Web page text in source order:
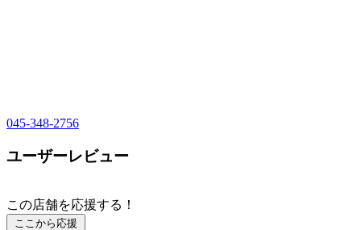
045-348-2756
ユーザーレビュー
この店舗を応援する！
ここから応援